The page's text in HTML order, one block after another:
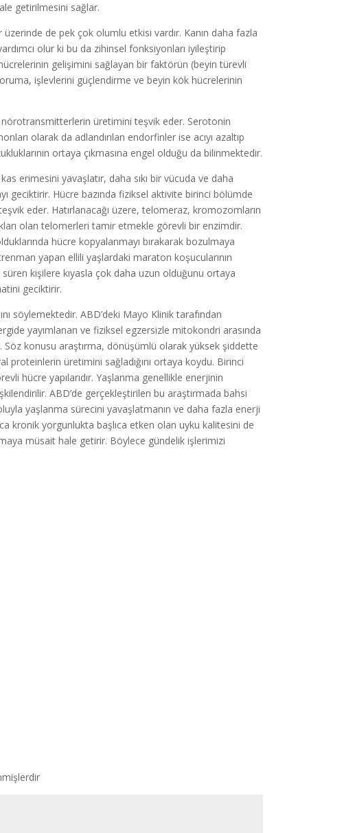
getirilmesini sağlar.
de pek çok olumlu etkisi vardır. Kanın daha fazla
olur ki bu da zihinsel fonksiyonları iyileştirip
gelişimini sağlayan bir faktörün (beyin türevli
işlevlerini güçlendirme ve beyin kök hücrelerinin
üretimini teşvik eder. Serotonin
olarak da adlandırılan endorfinler ise acıyı azaltıp
ortaya çıkmasına engel olduğu da bilinmektedir.
erimesini yavaşlatır, daha sıkı bir vücuda ve daha
geciktirir. Hücre bazında fiziksel aktivite birinci bölümde
eder. Hatırlanacağı üzere, telomeraz, kromozomların
olan telomerleri tamir etmekle görevli bir enzimdir.
hücre kopyalanmayı bırakarak bozulmaya
yapan ellili yaşlardaki maraton koşucularının
kişilere kıyasla çok daha uzun olduğunu ortaya
geciktirir.
söylemektedir. ABD’deki Mayo Klinik tarafından
yayımlanan ve fiziksel egzersizle mitokondri arasında
konusu araştırma, dönüşümlü olarak yüksek şiddette
proteinlerin üretimini sağladığını ortaya koydu. Birinci
hücre yapılarıdır. Yaşlanma genellikle enerjinin
ABD’de gerçekleştirilen bu araştırmada bahsi
yaşlanma sürecini yavaşlatmanın ve daha fazla enerji
kronik yorgunlukta başlıca etken olan uyku kalitesini de
müsait hale getirir. Böylece gündelik işlerimizi